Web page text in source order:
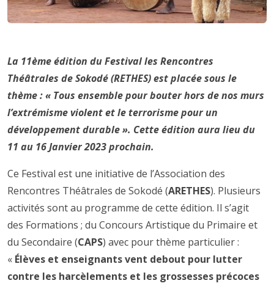
La 11ème édition du Festival les Rencontres
Théâtrales de Sokodé (RETHES) est placée sous le
thème : « Tous ensemble pour bouter hors de nos murs
l’extrémisme violent et le terrorisme pour un
développement durable ». Cette édition aura lieu du
11 au 16 Janvier 2023 prochain.
Ce Festival est une initiative de l’Association des
Rencontres Théâtrales de Sokodé (ARETHES). Plusieurs
activités sont au programme de cette édition. Il s’agit
des Formations ; du Concours Artistique du Primaire et
du Secondaire (CAPS) avec pour thème particulier :
« Élèves et enseignants vent debout pour lutter
contre les harcèlements et les grossesses précoces